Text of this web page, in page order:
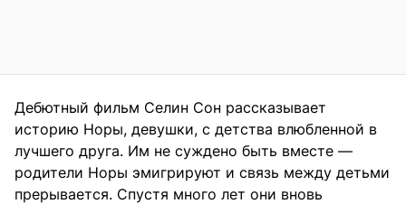
Дебютный фильм Селин Сон рассказывает
историю Норы, девушки, с детства влюбленной в
лучшего друга. Им не суждено быть вместе —
родители Норы эмигрируют и связь между детьми
прерывается. Спустя много лет они вновь